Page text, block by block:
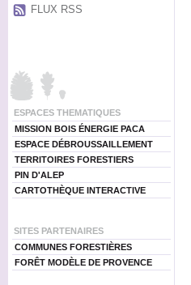
FLUX RSS
ESPACES THEMATIQUES
MISSION BOIS ÉNERGIE PACA
ESPACE DÉBROUSSAILLEMENT
TERRITOIRES FORESTIERS
PIN D'ALEP
CARTOTHÈQUE INTERACTIVE
SITES PARTENAIRES
COMMUNES FORESTIÈRES
FORÊT MODÈLE DE PROVENCE